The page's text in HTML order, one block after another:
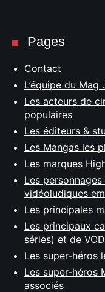
Pages
Contact
L’équipe du
Les acteurs de
populaires
Les éditeurs &
Les Mangas les
Les marques
Les
vidéoludiques
Les principales
Les principaux
séries) et de VOD
Les super-héros
Les super-héros
associés